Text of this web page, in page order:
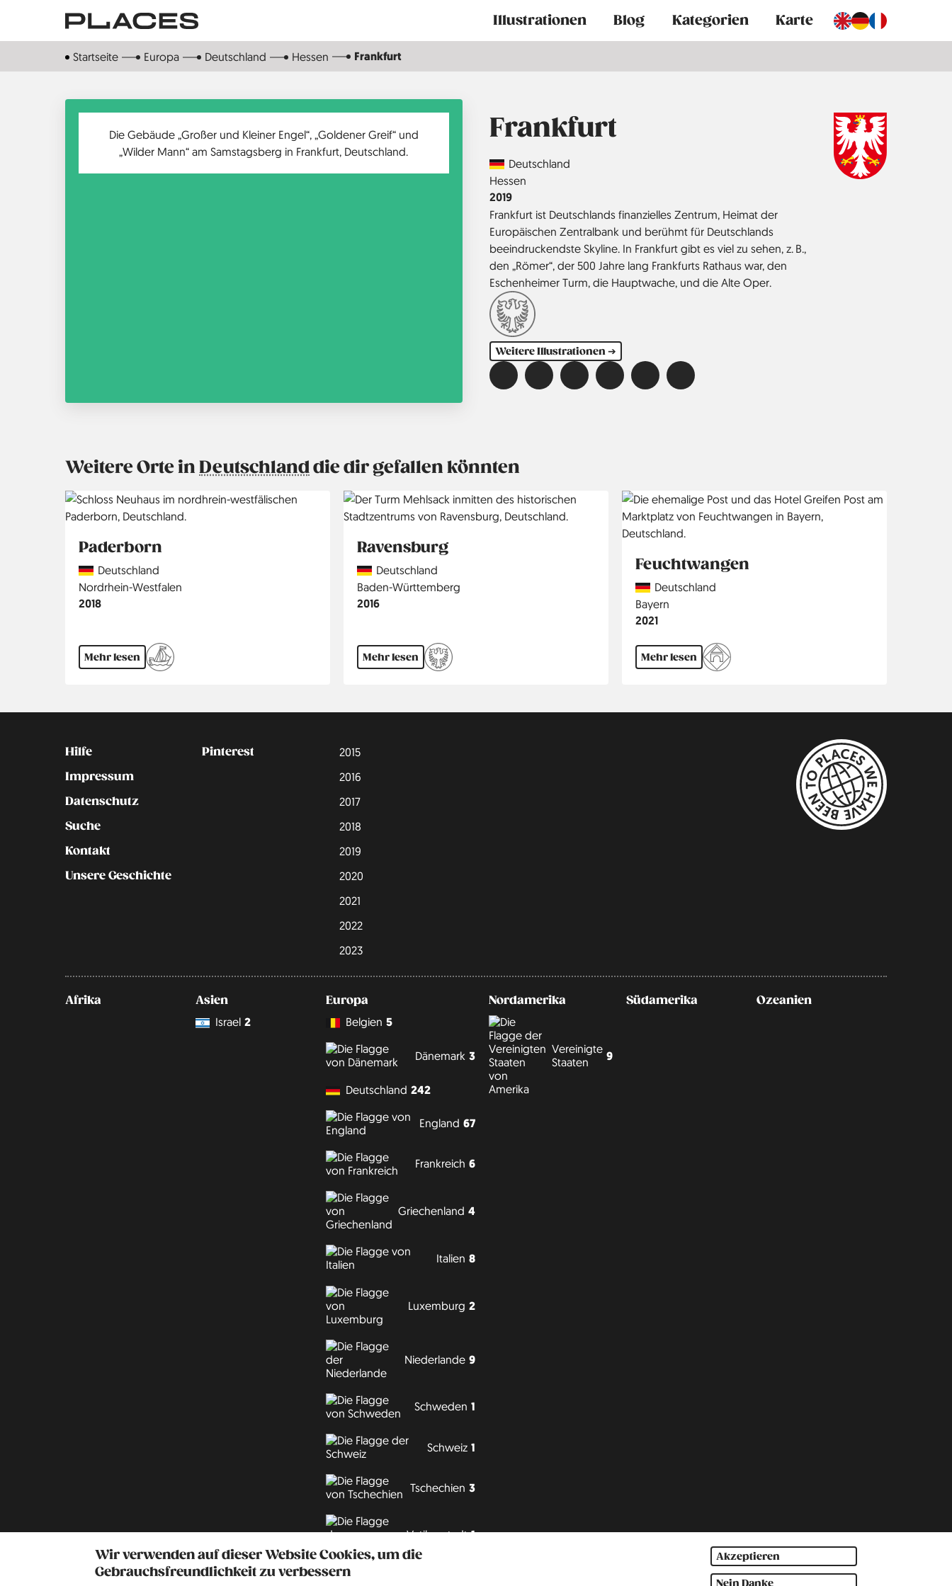
Wir verwenden auf dieser Website Cookies, um die
Gebrauchsfreundlichkeit zu verbessern
Akzeptieren
Nein Danke
Inhalt
Main
navigation
Illustrationen Blog Kategorien Karte
Startseite Europa Deutschland Hessen Frankfurt
Frankfurt
CountryDeutschland
Region
Hessen
Jahr
2019
Frankfurt ist Deutschlands finanzielles Zentrum, Heimat der
Europäischen Zentralbank und berühmt für Deutschlands
beeindruckendste Skyline. In Frankfurt gibt es viel zu sehen, z. B.,
den „Römer“, der 500 Jahre lang Frankfurts Rathaus war, den
Eschenheimer Turm, die Hauptwache, und die Alte Oper.
Weitere Illustrationen ➔
Weitere Orte in Deutschlanddie dir gefallen könnten
Paderborn
CountryDeutschland
Region
Nordrhein-Westfalen
Jahr
2018
Mehr lesen
Ravensburg
CountryDeutschland
Region
Baden-Württemberg
Jahr
2016
Mehr lesen
Feuchtwangen
CountryDeutschland
Region
Bayern
Jahr
2021
Mehr lesen
Kontakt
Hilfe
Impressum
Datenschutz
Suche
Kontakt
Unsere Geschichte
Social
Pinterest
2015
2016
2017
2018
2019
2020
2021
2022
2023
Afrika
Asien
Israel 2
Europa
Belgien 5
Dänemark 3
Deutschland 242
England 67
Frankreich 6
Griechenland 4
Italien 8
Luxemburg 2
Niederlande 9
Schweden 1
Schweiz 1
Tschechien 3
Vatikanstadt 1
Nordamerika
Vereinigte
Staaten
9
Südamerika Ozeanien